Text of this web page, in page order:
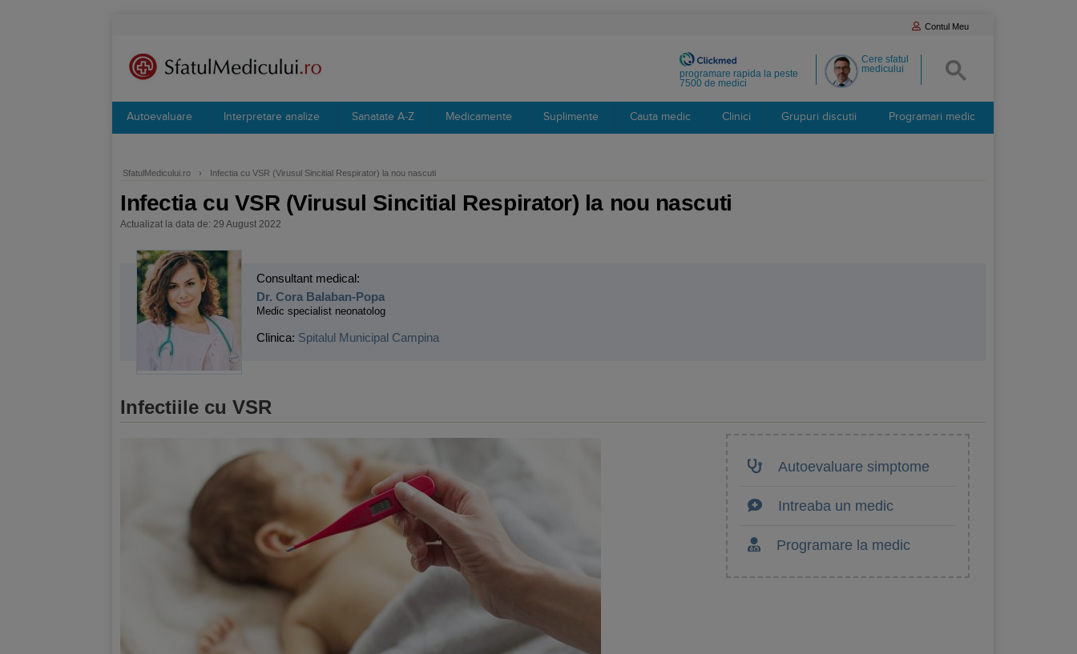
Contul Meu
Cere sfatul
medicului
programare rapida la peste
7500 de medici
Autoevaluare Interpretare analize Sanatate A-Z Medicamente Suplimente Cauta medic Clinici Grupuri discutii Programari medic
SfatulMedicului.ro › Infectia cu VSR (Virusul Sincitial Respirator) la nou nascuti
Infectia cu VSR (Virusul Sincitial Respirator) la nou nascuti
Actualizat la data de: 29 August 2022
Consultant medical:
Dr. Cora Balaban-Popa
Medic specialist neonatolog
Clinica: Spitalul Municipal Campina
Infectiile cu VSR
Autoevaluare simptome
Intreaba un medic
Programare la medic